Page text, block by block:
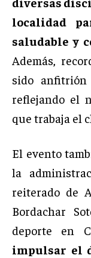
localidad
saludable y
Además,
sido
reflejando el
que trabaja el
El evento
la
reiterado de
Bordachar
deporte en
impulsar el